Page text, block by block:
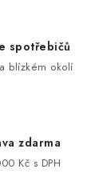
spotřebičů
blízkém okolí
zdarma
Kč s DPH